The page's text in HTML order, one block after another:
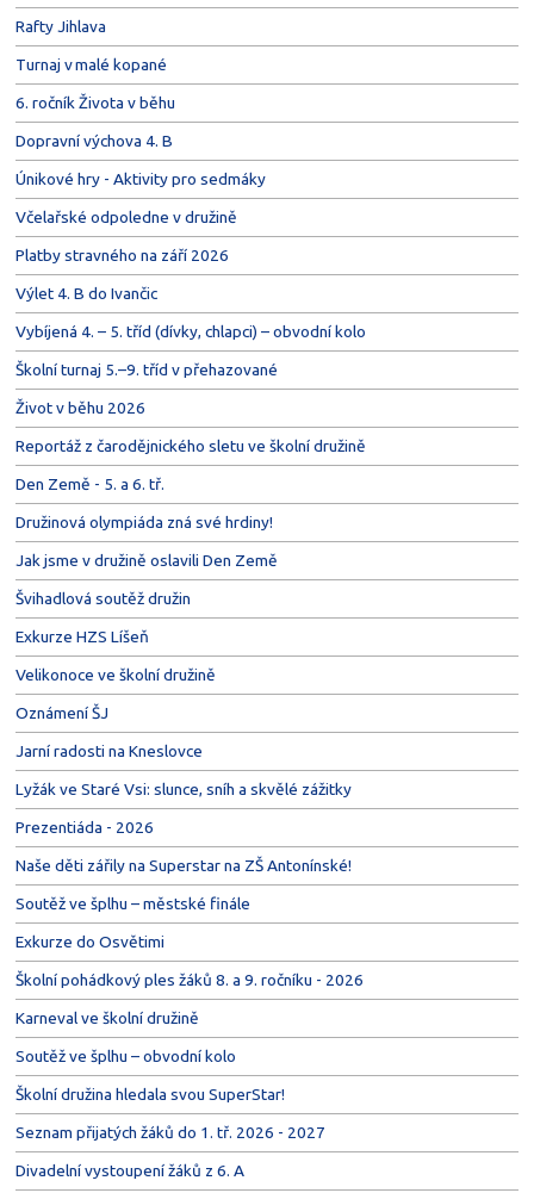
Rafty Jihlava
Turnaj v malé kopané
6. ročník Života v běhu
Dopravní výchova 4. B
Únikové hry - Aktivity pro sedmáky
Včelařské odpoledne v družině
Platby stravného na září 2026
Výlet 4. B do Ivančic
Vybíjená 4. – 5. tříd (dívky, chlapci) – obvodní kolo
Školní turnaj 5.–9. tříd v přehazované
Život v běhu 2026
Reportáž z čarodějnického sletu ve školní družině
Den Země - 5. a 6. tř.
Družinová olympiáda zná své hrdiny!
Jak jsme v družině oslavili Den Země
Švihadlová soutěž družin
Exkurze HZS Líšeň
Velikonoce ve školní družině
Oznámení ŠJ
Jarní radosti na Kneslovce
Lyžák ve Staré Vsi: slunce, sníh a skvělé zážitky
Prezentiáda - 2026
Naše děti zářily na Superstar na ZŠ Antonínské!
Soutěž ve šplhu – městské finále
Exkurze do Osvětimi
Školní pohádkový ples žáků 8. a 9. ročníku - 2026
Karneval ve školní družině
Soutěž ve šplhu – obvodní kolo
Školní družina hledala svou SuperStar!
Seznam přijatých žáků do 1. tř. 2026 - 2027
Divadelní vystoupení žáků z 6. A